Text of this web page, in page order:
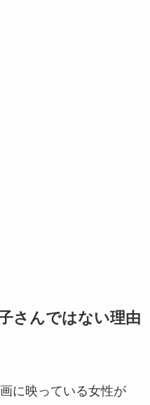
さんではない理由
に映っている女性が